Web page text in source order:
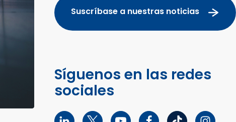
Suscríbase a nuestras noticias
Síguenos en las redes
sociales